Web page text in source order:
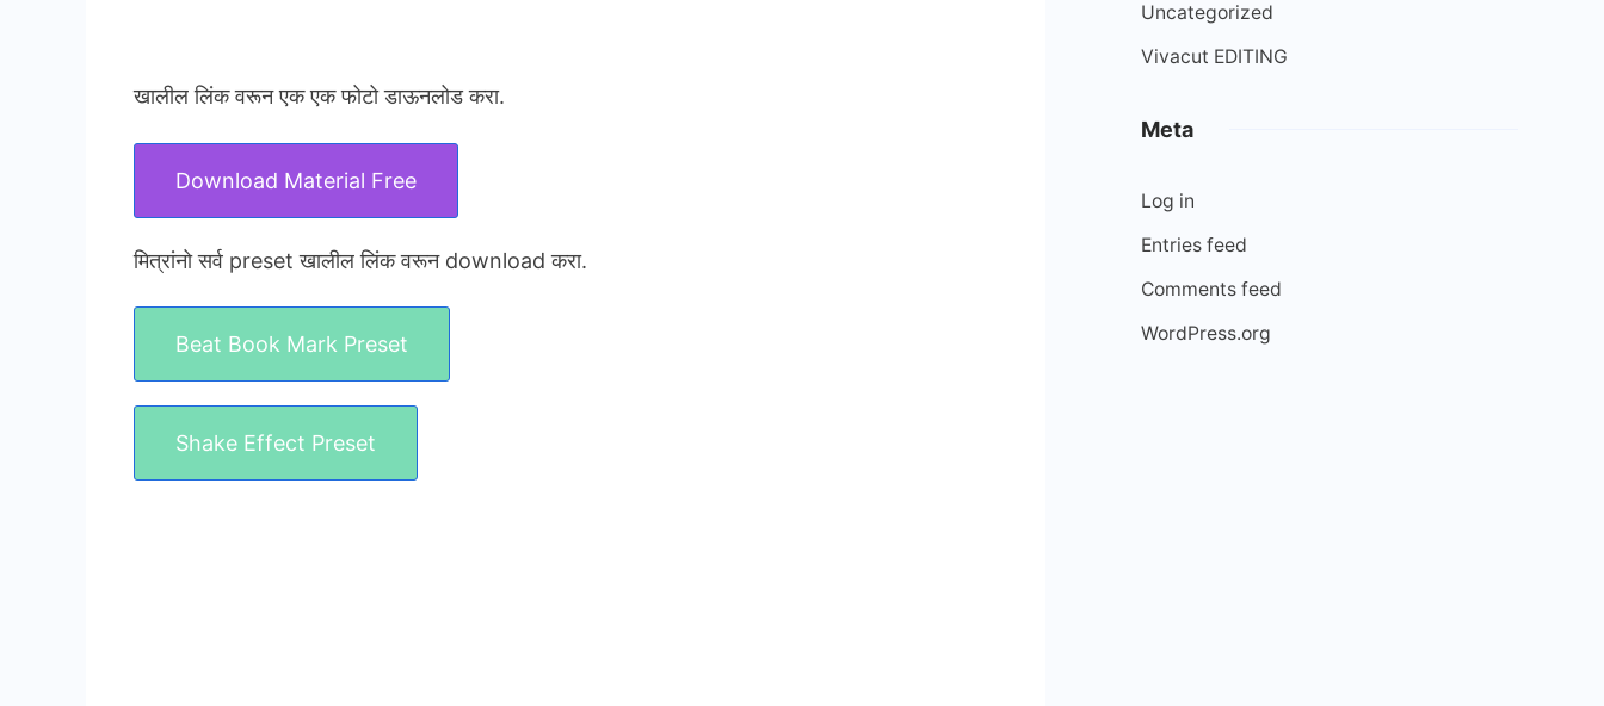
खालील लिंक वरून एक एक फोटो डाऊनलोड करा.
Download Material Free
मित्रांनो सर्व preset खालील लिंक वरून download करा.
Beat Book Mark Preset
Shake Effect Preset
Uncategorized
Vivacut EDITING
Meta
Log in
Entries feed
Comments feed
WordPress.org